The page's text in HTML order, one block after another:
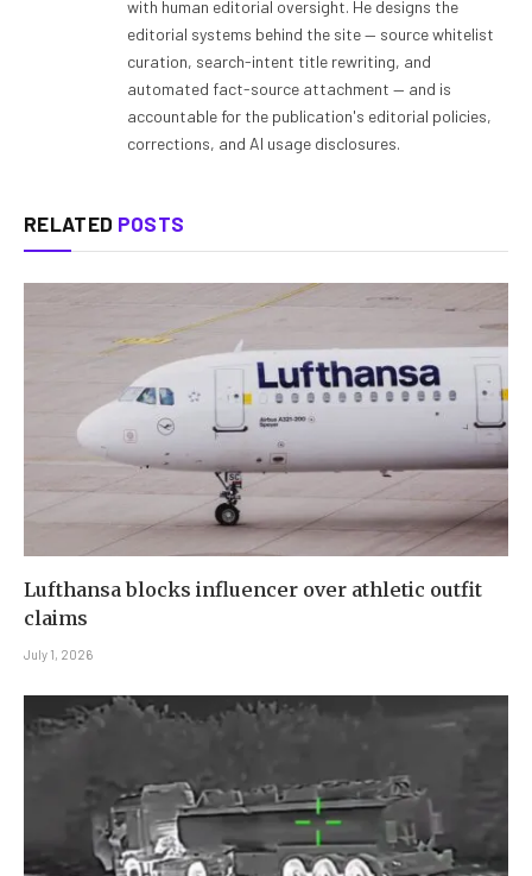
with human editorial oversight. He designs the
editorial systems behind the site — source whitelist
curation, search-intent title rewriting, and
automated fact-source attachment — and is
accountable for the publication's editorial policies,
corrections, and AI usage disclosures.
RELATED POSTS
Lufthansa blocks influencer over athletic outfit
claims
July 1, 2026